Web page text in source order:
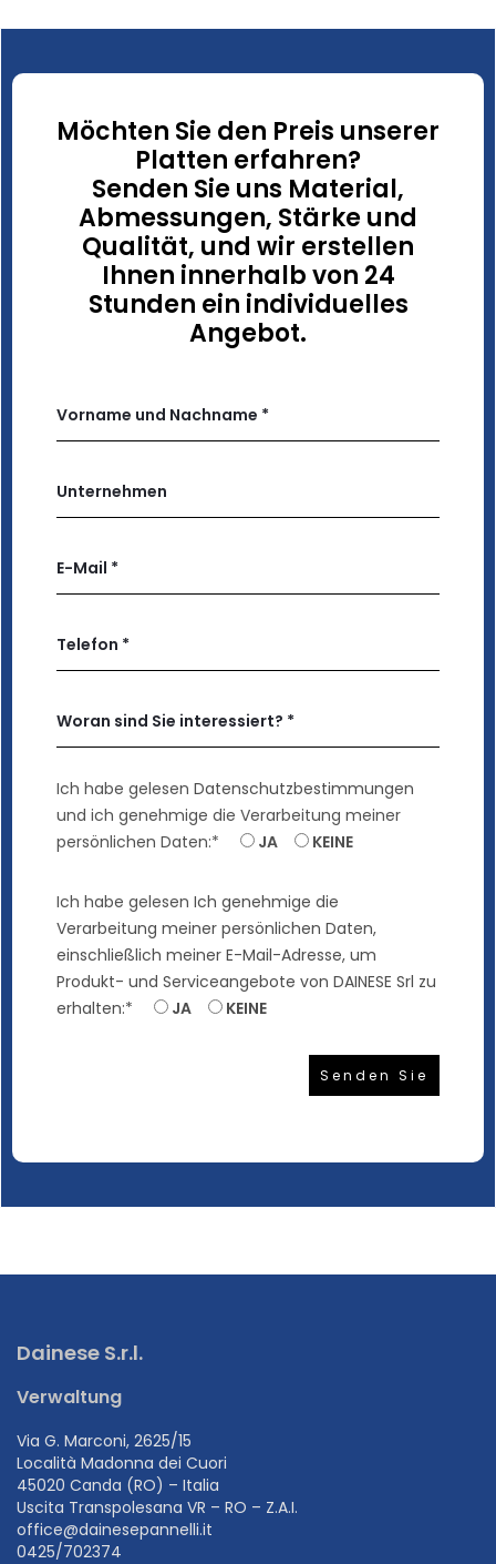
Möchten Sie den Preis unserer
Platten erfahren?
Senden Sie uns Material,
Abmessungen, Stärke und
Qualität, und wir erstellen
Ihnen innerhalb von 24
Stunden ein individuelles
Angebot.
Ich habe gelesen Datenschutzbestimmungen
und ich genehmige die Verarbeitung meiner
persönlichen Daten:*
JA KEINE
Ich habe gelesen Ich genehmige die
Verarbeitung meiner persönlichen Daten,
einschließlich meiner E-Mail-Adresse, um
Produkt- und Serviceangebote von DAINESE Srl zu
erhalten:*
JA KEINE
Dainese S.r.l.
Verwaltung
Via G. Marconi, 2625/15
Località Madonna dei Cuori
45020 Canda (RO) – Italia
Uscita Transpolesana VR – RO – Z.A.I.
office@dainesepannelli.it
0425/702374